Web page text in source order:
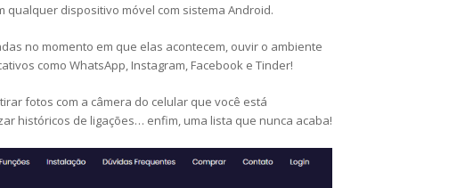
qualquer dispositivo móvel com sistema Android.
no momento em que elas acontecem, ouvir o ambiente
como WhatsApp, Instagram, Facebook e Tinder!
fotos com a câmera do celular que você está
históricos de ligações… enfim, uma lista que nunca acaba!